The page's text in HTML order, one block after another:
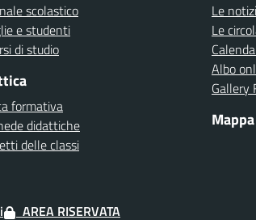
scolastico
e studenti
di studio
formativa
didattiche
delle classi
Le
Le
Albo
Gallery
AREA RISERVATA